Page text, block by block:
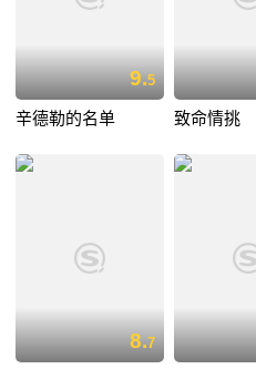
9.5
辛德勒的名单 致命情挑
8.7